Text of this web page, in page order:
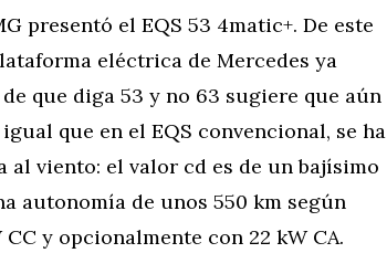
presentó el EQS 53 4matic+. De este
eléctrica de Mercedes ya
que diga 53 y no 63 sugiere que aún
que en el EQS convencional, se ha
viento: el valor cd es de un bajísimo
autonomía de unos 550 km según
y opcionalmente con 22 kW CA.